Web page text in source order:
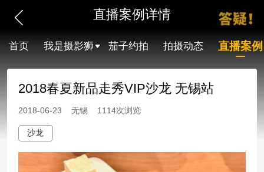
直播案例详情
首页 我是摄影狮 茄子约拍 拍摄动态 直播案例
2018春夏新品走秀VIP沙龙 无锡站
2018-06-23 无锡 1114次浏览
沙龙